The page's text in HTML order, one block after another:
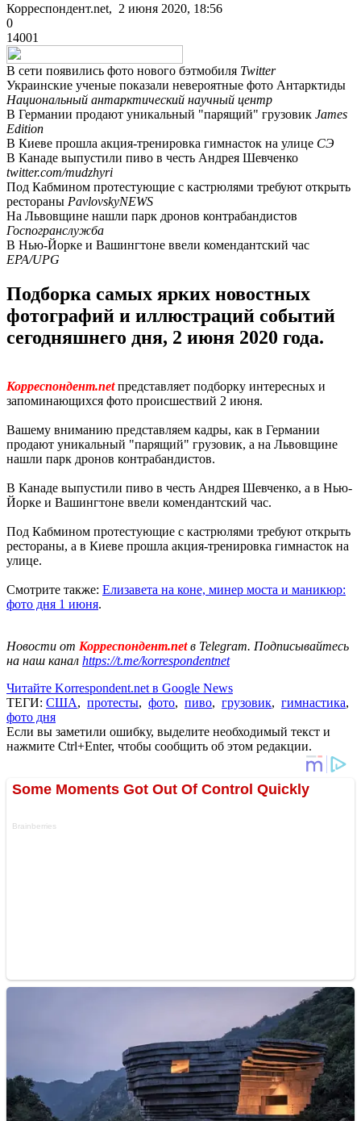
Корреспондент.net, 2 июня 2020, 18:56
0
14001
В сети появились фото нового бэтмобиля Twitter
Украинские ученые показали невероятные фото Антарктиды
Национальный антарктический научный центр
В Германии продают уникальный "парящий" грузовик James
Edition
В Киеве прошла акция-тренировка гимнасток на улице СЭ
В Канаде выпустили пиво в честь Андрея Шевченко
twitter.com/mudzhyri
Под Кабмином протестующие с кастрюлями требуют открыть
рестораны PavlovskyNEWS
На Львовщине нашли парк дронов контрабандистов
Госпогранслужба
В Нью-Йорке и Вашингтоне ввели комендантский час
EPA/UPG
Подборка самых ярких новостных
фотографий и иллюстраций событий
сегодняшнего дня, 2 июня 2020 года.
Корреспондент.netпредставляет подборку интересных и
запоминающихся фото происшествий 2 июня.
Вашему вниманию представляем кадры, как в Германии
продают уникальный "парящий" грузовик, а на Львовщине
нашли парк дронов контрабандистов.
В Канаде выпустили пиво в честь Андрея Шевченко, а в Нью-
Йорке и Вашингтоне ввели комендантский час.
Под Кабмином протестующие с кастрюлями требуют открыть
рестораны, а в Киеве прошла акция-тренировка гимнасток на
улице.
Смотрите также: Елизавета на коне, минер моста и маникюр:
фото дня 1 июня.
Новости от Корреспондент.netв Telegram. Подписывайтесь
на наш канал https://t.me/korrespondentnet
Читайте Korrespondent.net в Google News
ТЕГИ: США, протесты, фото, пиво, грузовик, гимнастика,
фото дня
Если вы заметили ошибку, выделите необходимый текст и
нажмите Ctrl+Enter, чтобы сообщить об этом редакции.